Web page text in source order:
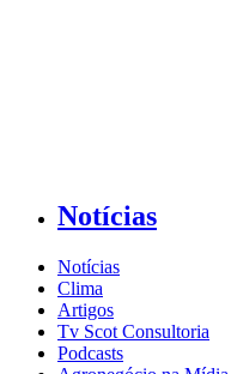
Notícias
Notícias
Clima
Artigos
Tv Scot Consultoria
Podcasts